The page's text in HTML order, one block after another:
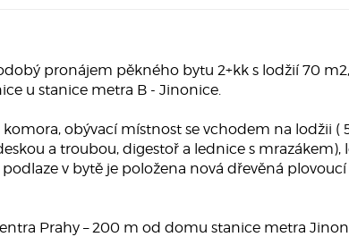
pronájem pěkného bytu 2+kk s lodžií 70
u stanice metra B - Jinonice.
komora, obývací místnost se vchodem na lodžii
a troubou, digestoř a lednice s
podlaze v bytě je položena nová dřevěná
Prahy – 200 m od domu stanice metra